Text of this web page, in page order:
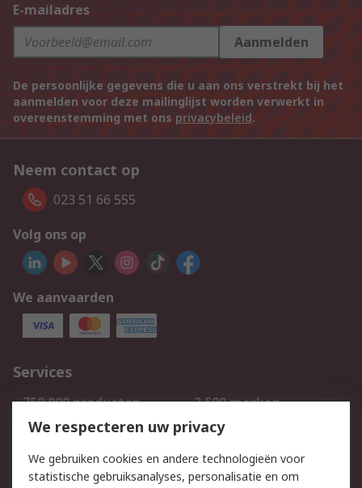
E-mailadres
Aanmelden
De persoonlijke gegevens die u aan ons verstrekt bij het
aanmelden voor deze mailinglijst worden verwerkt in
overeenstemming met ons privacybeleid.
Neem contact op
023 51 66 555
Volg ons op
We aanvaarden
Services
750.000 producten
2.500 merken
Bestellen
Inkoopoplossingen
Track & Trace
We respecteren uw privacy
We gebruiken cookies en andere technologieën voor
statistische gebruiksanalyses, personalisatie en om